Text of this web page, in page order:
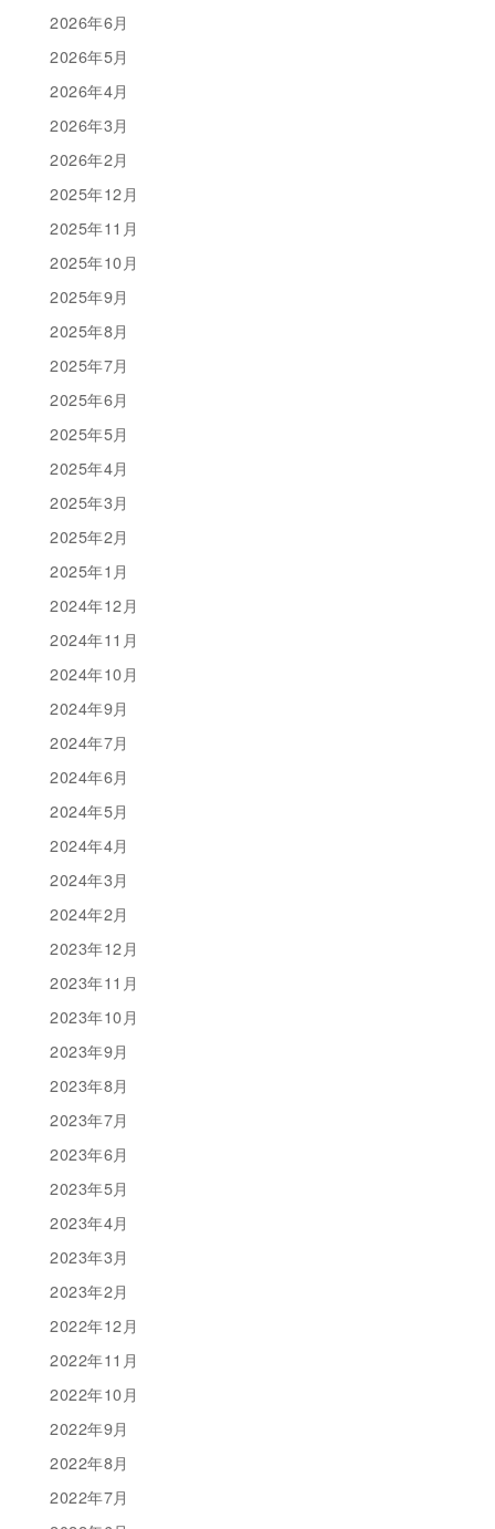
2026年6月
2026年5月
2026年4月
2026年3月
2026年2月
2025年12月
2025年11月
2025年10月
2025年9月
2025年8月
2025年7月
2025年6月
2025年5月
2025年4月
2025年3月
2025年2月
2025年1月
2024年12月
2024年11月
2024年10月
2024年9月
2024年7月
2024年6月
2024年5月
2024年4月
2024年3月
2024年2月
2023年12月
2023年11月
2023年10月
2023年9月
2023年8月
2023年7月
2023年6月
2023年5月
2023年4月
2023年3月
2023年2月
2022年12月
2022年11月
2022年10月
2022年9月
2022年8月
2022年7月